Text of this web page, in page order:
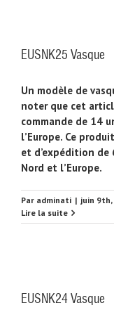
EUSNK25 Vasque
Un modèle de
noter que cet
commande de 14
l’Europe. Ce
et d’expédition de
Nord et l’Europe.
Par adminati | juin 9th,
Lire la suite
EUSNK24 Vasque